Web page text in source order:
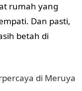
rumah yang
Dan pasti,
betah di